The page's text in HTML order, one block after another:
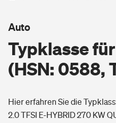
Berufsunfähigkeitsversicherung
Grundfähigkeitsversicherung
Wohnen
Freizeit
Typklasse
(HSN: 0588,
Auto
Hier erfahren Sie die
2.0 TFSI E-HYBRID 270 KW